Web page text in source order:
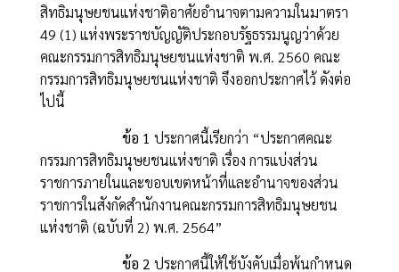
สิทธิมนุษยชนแห่งชาติอาศัยอำนาจตามความในมาตรา
49 (1) แห่งพระราชบัญญัติประกอบรัฐธรรมนูญว่าด้วย
คณะกรรมการสิทธิมนุษยชนแห่งชาติ พ.ศ. 2560 คณะ
กรรมการสิทธิมนุษยชนแห่งชาติ จึงออกประกาศไว้ ดังต่อ
ไปนี้
ข้อ 1 ประกาศนี้เรียกว่า “ประกาศคณะ
กรรมการสิทธิมนุษยชนแห่งชาติ เรื่อง การแบ่งส่วน
ราชการภายในและขอบเขตหน้าที่และอำนาจของส่วน
ราชการในสังกัดสำนักงานคณะกรรมการสิทธิมนุษยชน
แห่งชาติ (ฉบับที่ 2) พ.ศ. 2564”
ข้อ 2 ประกาศนี้ให้ใช้บังคับเมื่อพ้นกำหนด